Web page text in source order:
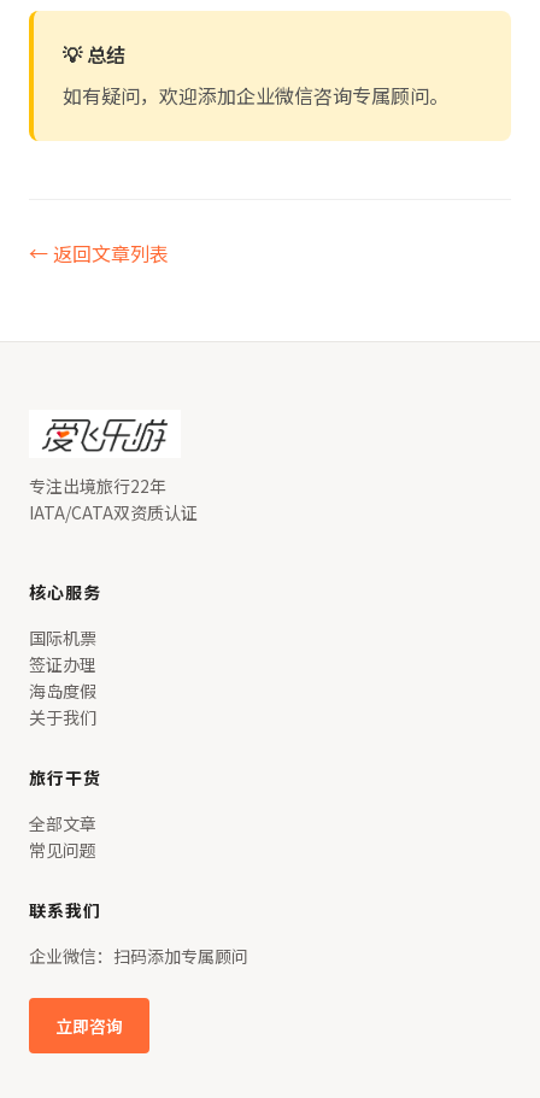
💡 总结
如有疑问，欢迎添加企业微信咨询专属顾问。
← 返回文章列表
专注出境旅行22年
IATA/CATA双资质认证
核心服务
国际机票
签证办理
海岛度假
关于我们
旅行干货
全部文章
常见问题
联系我们
企业微信：扫码添加专属顾问
立即咨询